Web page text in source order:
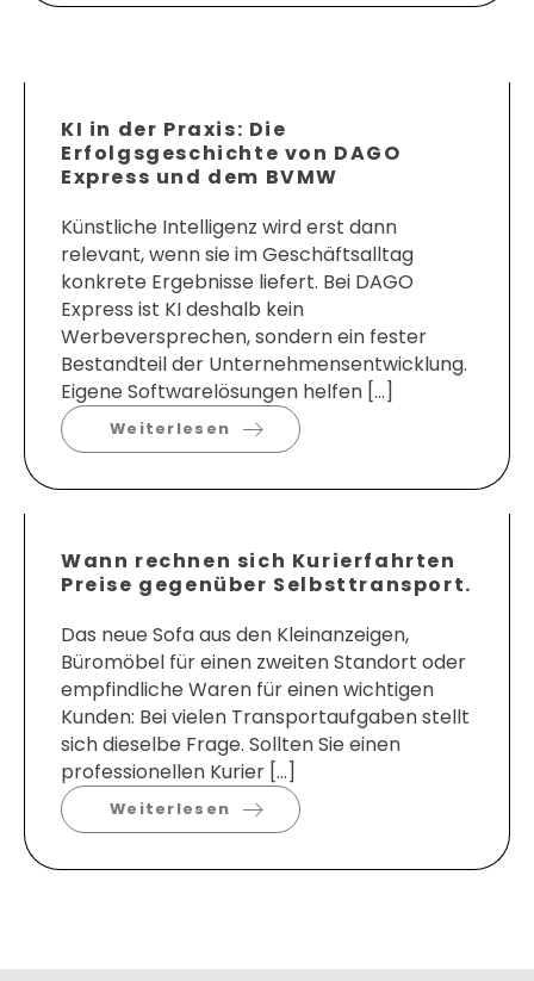
KI in der Praxis: Die
Erfolgsgeschichte von DAGO
Express und dem BVMW
Künstliche Intelligenz wird erst dann
relevant, wenn sie im Geschäftsalltag
konkrete Ergebnisse liefert. Bei DAGO
Express ist KI deshalb kein
Werbeversprechen, sondern ein fester
Bestandteil der Unternehmensentwicklung.
Eigene Softwarelösungen helfen […]
Weiterlesen
Wann rechnen sich Kurierfahrten
Preise gegenüber Selbsttransport.
Das neue Sofa aus den Kleinanzeigen,
Büromöbel für einen zweiten Standort oder
empfindliche Waren für einen wichtigen
Kunden: Bei vielen Transportaufgaben stellt
sich dieselbe Frage. Sollten Sie einen
professionellen Kurier […]
Weiterlesen